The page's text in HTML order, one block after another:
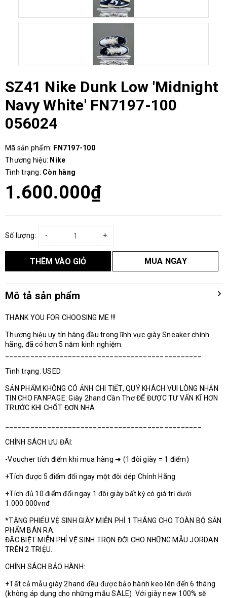
SZ41 Nike Dunk Low 'Midnight
Navy White' FN7197-100
056024
Mã sản phẩm: FN7197-100
Thương hiệu: Nike
Tình trạng: Còn hàng
1.600.000₫
Số lượng: +
-
THÊM VÀO GIỎ MUA NGAY
Mô tả sản phẩm
THANK YOU FOR CHOOSING ME !!!
Thương hiệu uy tín hàng đầu trong lĩnh vực giày Sneaker chính
hãng, đã có hơn 5 năm kinh nghiệm.
Tình trạng: USED
SẢN PHẨM KHÔNG CÓ ẢNH CHI TIẾT, QUÝ KHÁCH VUI LÒNG NHẮN
TIN CHO FANPAGE: Giày 2hand Cần Thơ ĐỂ ĐƯỢC TƯ VẤN KĨ HƠN
TRƯỚC KHI CHỐT ĐƠN NHA.
CHÍNH SÁCH ƯU ĐÃI:
-Voucher tích điểm khi mua hàng ➜ (1 đôi giày = 1 điểm)
+Tích được 5 điểm đổi ngay một đôi dép Chính Hãng
+Tích đủ 10 điểm đổi ngay 1 đôi giày bất kỳ có giá trị dưới
1.000.000vnđ
*TẶNG PHIẾU VỆ SINH GIÀY MIỄN PHÍ 1 THÁNG CHO TOÀN BỘ SẢN
PHẨM BÁN RA.
ĐẶC BIỆT MIỄN PHÍ VỆ SINH TRỌN ĐỜI CHO NHỮNG MẪU JORDAN
TRÊN 2 TRIỆU.
CHÍNH SÁCH BẢO HÀNH:
+Tất cả mẫu giày 2hand đều được bảo hành keo lên đến 6 tháng
(không áp dụng cho những mẫu SALE). Với giày new 100% sẽ